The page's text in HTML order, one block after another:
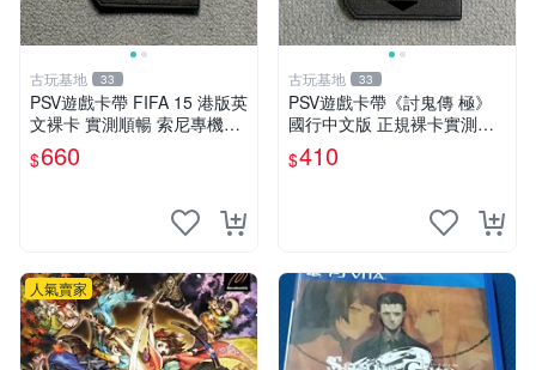
古玩基地 33
PSV遊戲卡帶 FIFA 15 港版英
文裸卡 實測順暢 索尼專機適
用 只此一家 不退不換 買2送
優惠 psv fifa 15 港版 卡帶
$660
古玩基地 33
PSV遊戲卡帶《討鬼傳 極》
國行中文版 正規裸卡實測無
誤 索尼官方認證 減價促銷 訂
購越早越劃算 討鬼傳 極 PSV
$410
人氣賣家